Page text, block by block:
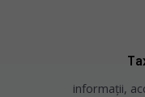
informații,